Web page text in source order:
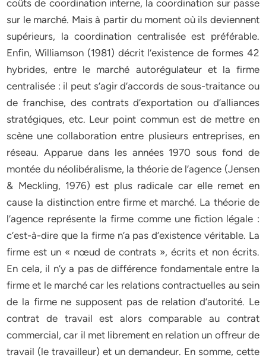
coûts de coordination interne, la coordination sur passe
sur le marché. Mais à partir du moment où ils deviennent
supérieurs, la coordination centralisée est préférable.
Enfin, Williamson (1981) décrit l’existence de formes 42
hybrides, entre le marché autorégulateur et la firme
centralisée : il peut s’agir d’accords de sous-traitance ou
de franchise, des contrats d’exportation ou d’alliances
stratégiques, etc. Leur point commun est de mettre en
scène une collaboration entre plusieurs entreprises, en
réseau. Apparue dans les années 1970 sous fond de
montée du néolibéralisme, la théorie de l’agence (Jensen
& Meckling, 1976) est plus radicale car elle remet en
cause la distinction entre firme et marché. La théorie de
l’agence représente la firme comme une fiction légale :
c’est-à-dire que la firme n’a pas d’existence véritable. La
firme est un « nœud de contrats », écrits et non écrits.
En cela, il n’y a pas de différence fondamentale entre la
firme et le marché car les relations contractuelles au sein
de la firme ne supposent pas de relation d’autorité. Le
contrat de travail est alors comparable au contrat
commercial, car il met librement en relation un offreur de
travail (le travailleur) et un demandeur. En somme, cette